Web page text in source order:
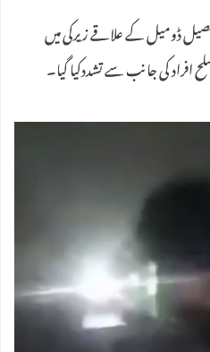
ڈومیل کے علاقے زیرکی میں
افراد کی جانب سے تشددکیا گیا۔